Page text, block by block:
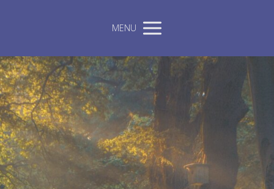
MENU